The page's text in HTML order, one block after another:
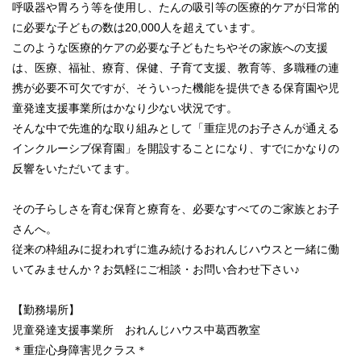
呼吸器や胃ろう等を使用し、たんの吸引等の医療的ケアが日常的
に必要な子どもの数は20,000人を超えています。
このような医療的ケアの必要な子どもたちやその家族への支援
は、医療、福祉、療育、保健、子育て支援、教育等、多職種の連
携が必要不可欠ですが、そういった機能を提供できる保育園や児
童発達支援事業所はかなり少ない状況です。
そんな中で先進的な取り組みとして「重症児のお子さんが通える
インクルーシブ保育園」を開設することになり、すでにかなりの
反響をいただいてます。
その子らしさを育む保育と療育を、必要なすべてのご家族とお子
さんへ。
従来の枠組みに捉われずに進み続けるおれんじハウスと一緒に働
いてみませんか？お気軽にご相談・お問い合わせ下さい♪
【勤務場所】
児童発達支援事業所 おれんじハウス中葛西教室
＊重症心身障害児クラス＊